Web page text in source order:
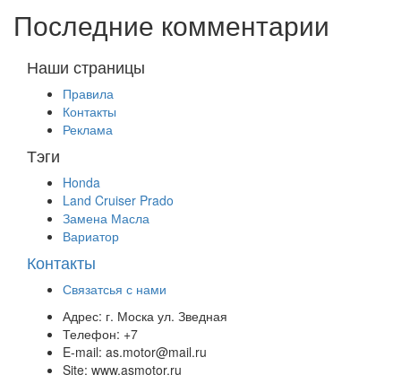
Последние комментарии
Наши страницы
Правила
Контакты
Реклама
Тэги
Honda
Land Cruiser Prado
Замена Масла
Вариатор
Контакты
Связатсья с нами
Адрес: г. Моска ул. Зведная
Телефон: +7
E-mail: as.motor@mail.ru
Site: www.asmotor.ru